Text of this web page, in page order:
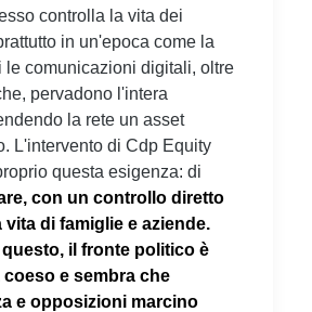
controlla la vita dei
in un'epoca come la
le comunicazioni digitali, oltre
pervadono l'intera
la rete un asset
L'intervento di Cdp Equity
questa esigenza: di
con un controllo diretto
vita di famiglie e aziende.
il fronte politico è
e sembra che
e opposizioni marcino